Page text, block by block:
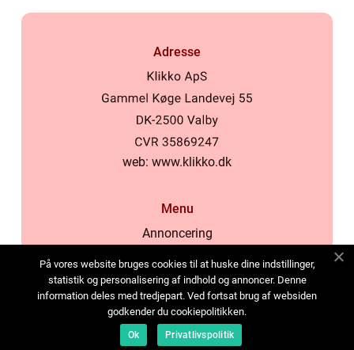
Adresse
web: www.klikko.dk
Menu
Annoncering
Cookies
Kontakt os
Sitemap
På vores website bruges cookies til at huske dine indstillinger,
statistik og personalisering af indhold og annoncer. Denne
information deles med tredjepart. Ved fortsat brug af websiden
godkender du cookiepolitikken.
Ok Privatlivspolitik